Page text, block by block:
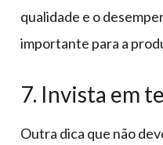
qualidade e o
importante para a
7. Invista em
Outra dica que não